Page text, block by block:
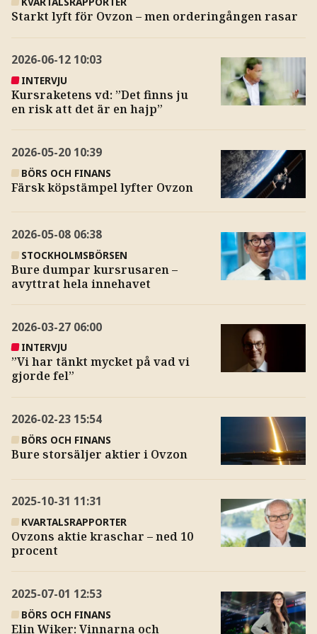
Starkt lyft för Ovzon – men orderingången rasar
2026-06-12 10:03
INTERVJU
Kursraketens vd: ”Det finns ju
en risk att det är en hajp”
2026-05-20 10:39
BÖRS OCH FINANS
Färsk köpstämpel lyfter Ovzon
2026-05-08 06:38
STOCKHOLMSBÖRSEN
Bure dumpar kursrusaren –
avyttrat hela innehavet
2026-03-27 06:00
INTERVJU
”Vi har tänkt mycket på vad vi
gjorde fel”
2026-02-23 15:54
BÖRS OCH FINANS
Bure storsäljer aktier i Ovzon
2025-10-31 11:31
KVARTALSRAPPORTER
Ovzons aktie kraschar – ned 10
procent
2025-07-01 12:53
BÖRS OCH FINANS
Elin Wiker: Vinnarna och